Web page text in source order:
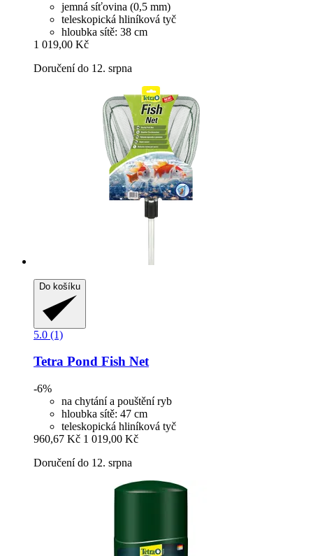
jemná síťovina (0,5 mm)
teleskopická hliníková tyč
hloubka sítě: 38 cm
1 019,00 Kč
Doručení do 12. srpna
Do košíku
5.0 (1)
Tetra Pond Fish Net
-6%
na chytání a pouštění ryb
hloubka sítě: 47 cm
teleskopická hliníková tyč
960,67 Kč 1 019,00 Kč
Doručení do 12. srpna